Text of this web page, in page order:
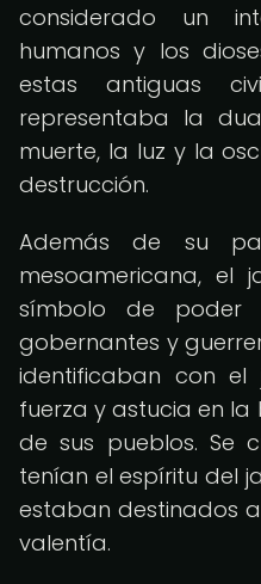
considerado un
humanos y los
estas antiguas
representaba la
muerte, la luz y la
destrucción.
Además de su
mesoamericana, el
símbolo de poder
gobernantes y
identificaban con
fuerza y astucia en
de sus pueblos. Se
tenían el espíritu del
estaban destinados
valentía.